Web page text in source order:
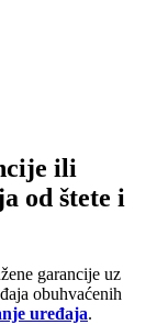
ili
od štete i
garancije uz
obuhvaćenih
uređaja.